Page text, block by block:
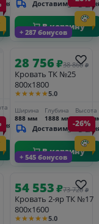
В корзину
+ 287 бонусов
28 756₽38 860 ₽
Кровать ТК №25
800х1800
★★★★★5.0
Ширина
888 мм
Глубина
1888 мм
Высота
1510
В корзину
+ 545 бонусов
-26%
54 553₽73 720 ₽
Кровать 2-яр ТК №17
800х1600
★★★★★5.0